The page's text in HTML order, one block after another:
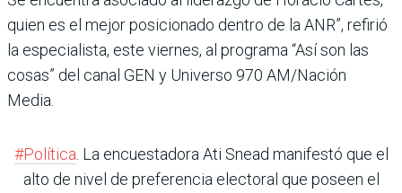
quien es el mejor posicionado dentro de la ANR”, refirió
la especialista, este viernes, al programa “Así son las
cosas” del canal GEN y Universo 970 AM/Nación
Media.
#Política . La encuestadora Ati Snead manifestó que el
alto de nivel de preferencia electoral que poseen el